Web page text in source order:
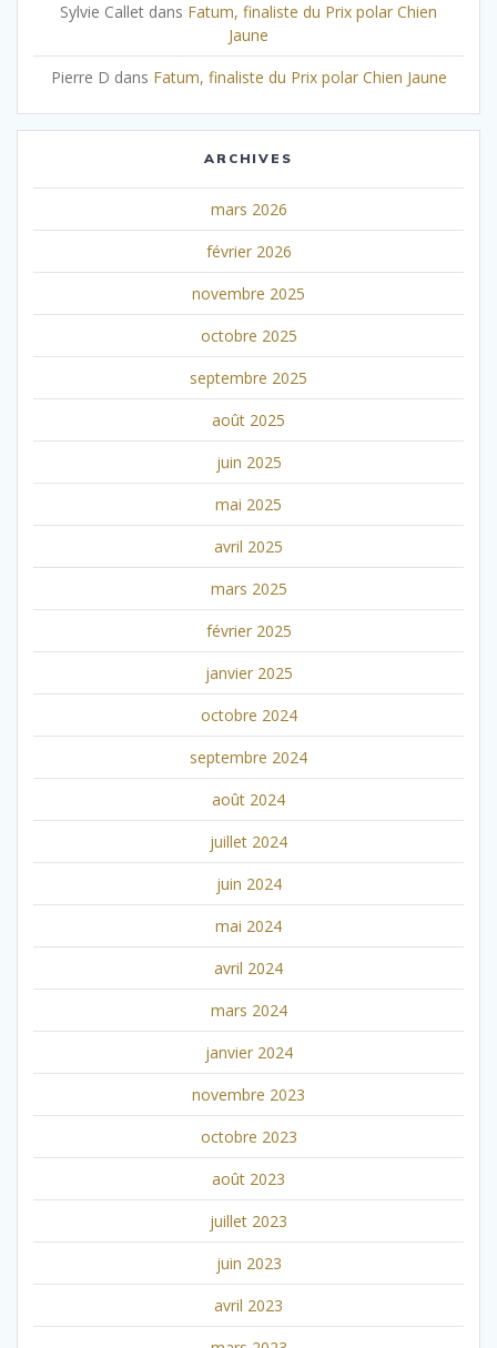
Sylvie Callet dans Fatum, finaliste du Prix polar Chien
Jaune
Pierre D dans Fatum, finaliste du Prix polar Chien Jaune
ARCHIVES
mars 2026
février 2026
novembre 2025
octobre 2025
septembre 2025
août 2025
juin 2025
mai 2025
avril 2025
mars 2025
février 2025
janvier 2025
octobre 2024
septembre 2024
août 2024
juillet 2024
juin 2024
mai 2024
avril 2024
mars 2024
janvier 2024
novembre 2023
octobre 2023
août 2023
juillet 2023
juin 2023
avril 2023